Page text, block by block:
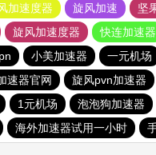
加速度器 旋风加速 坚
旋风加速度器 快连加速器
小美加速器 一元机场
速器官网 旋风pvn加速器
1元机场 泡泡狗加速器
海外加速器试用一小时